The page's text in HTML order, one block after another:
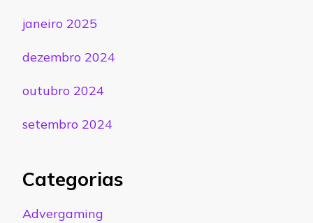
janeiro 2025
dezembro 2024
outubro 2024
setembro 2024
Categorias
Advergaming